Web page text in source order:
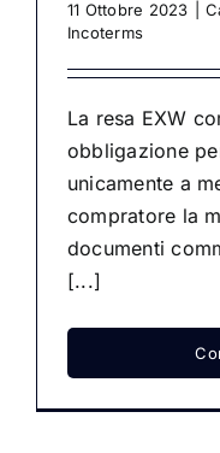
11 Ottobre 2023
Incoterms
La resa EXW
obbligazione
unicamente a
compratore la
documenti
[...]